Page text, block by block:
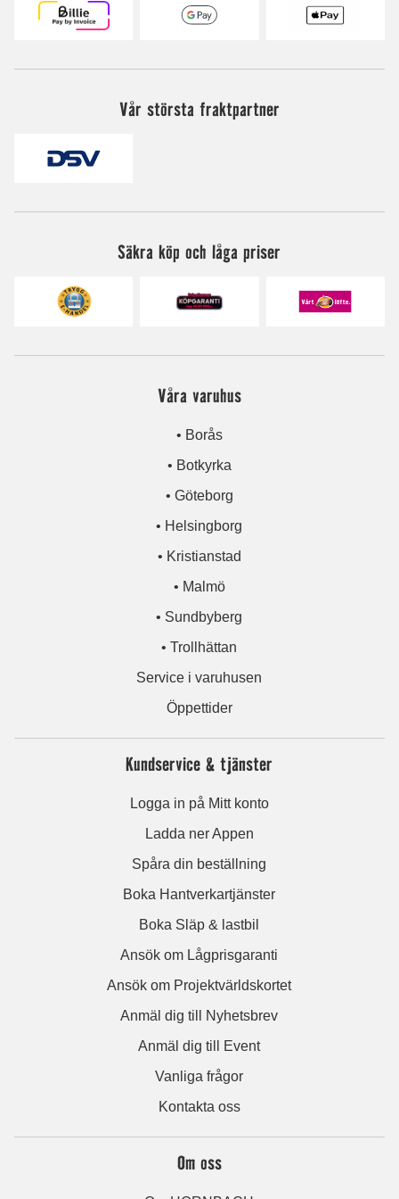
Vår största fraktpartner
Säkra köp och låga priser
Våra varuhus
• Borås
• Botkyrka
• Göteborg
• Helsingborg
• Kristianstad
• Malmö
• Sundbyberg
• Trollhättan
Service i varuhusen
Öppettider
Kundservice & tjänster
Logga in på Mitt konto
Ladda ner Appen
Spåra din beställning
Boka Hantverkartjänster
Boka Släp & lastbil
Ansök om Lågprisgaranti
Ansök om Projektvärldskortet
Anmäl dig till Nyhetsbrev
Anmäl dig till Event
Vanliga frågor
Kontakta oss
Om oss